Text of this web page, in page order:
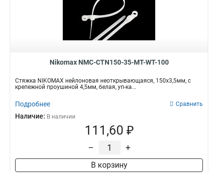
Nikomax NMC-CTN150-35-MT-WT-100
Стяжка NIKOMAX нейлоновая неоткрывающаяся, 150х3,5мм, с
крепежной проушиной 4,5мм, белая, уп-ка...
Подробнее Сравнить
Наличие: В наличии
111,60 ₽
– +
В корзину